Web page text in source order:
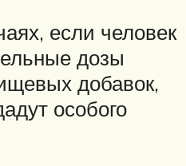
если человек
дозы
добавок,
особого